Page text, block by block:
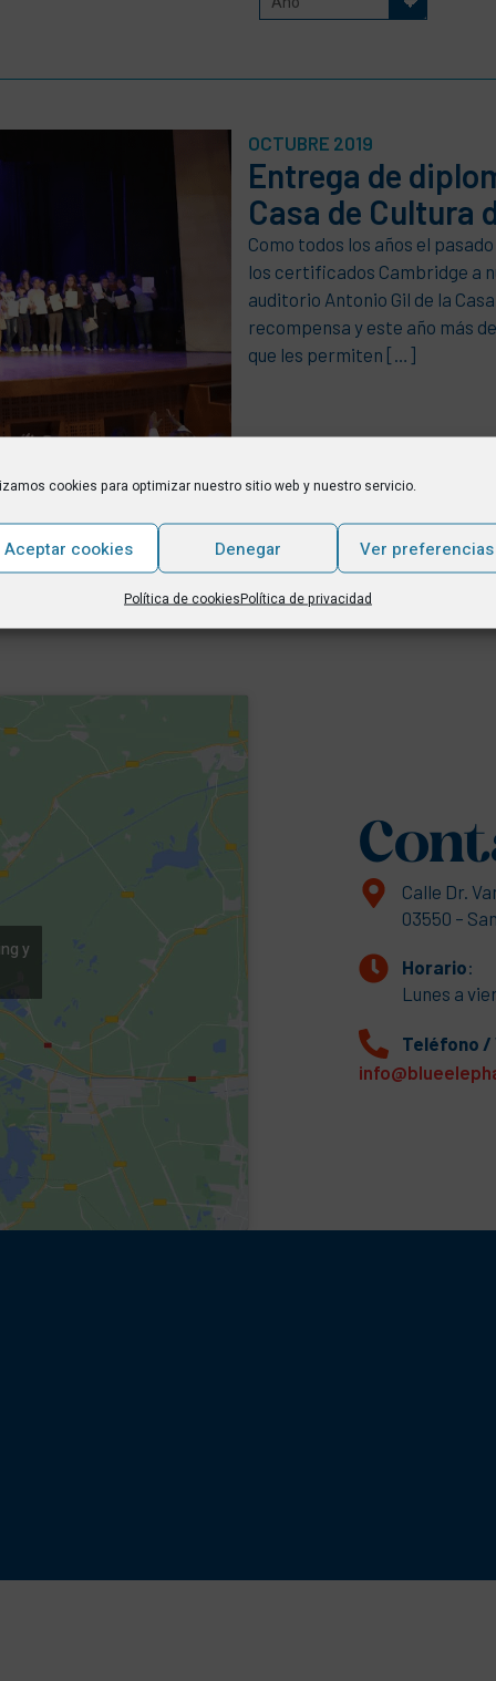
cookies para optimizar nuestro sitio web y nuestro servicio.
Aceptar cookies Denegar Ver preferencias
Política de cookiesPolítica de privacidad
OCTUBRE 2019
Entrega de
Casa de Cultura
Como todos los años el
los certificados Cambridge a
auditorio Antonio Gil de la
recompensa y este año más
que les permiten […]
y
Calle Dr.
03550 –
Horario:
Lunes a
Teléfono /